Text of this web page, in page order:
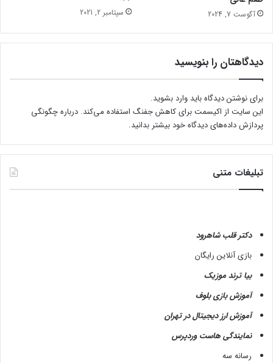
ج
ت
ل
خ
ا
ه
د
د
آگوست 7, 2024 سپتامبر 2, 2021
دیدگاهتان را بنویسید
برای نوشتن دیدگاه باید وارد بشوید.
این سایت از اکیسمت برای کاهش جفنگ استفاده می‌کند. درباره چگونگی
پردازش داده‌های دیدگاه خود بیشتر بدانید.
تبلیغات متنی
دکتر قلب شاهرود
بازی آنلاین رایگان
بیا ترند موزیک
آموزش بازی بلوف
آموزش ارز دیجیتال در تهران
نمایندگی هاست وردپرس
رسانه سه